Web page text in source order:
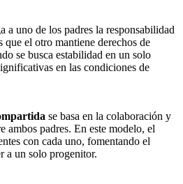
a uno de los padres la responsabilidad
el otro mantiene derechos de
se busca estabilidad en un solo
en las condiciones de
se basa en la colaboración y
ambos padres. En este modelo, el
con cada uno, fomentando el
a un solo progenitor.